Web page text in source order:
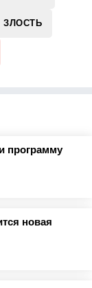
ЗЛОСТЬ
программу
новая